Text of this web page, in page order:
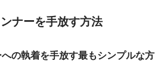
ナーを手放す方法
の執着を手放す最もシンプルな方